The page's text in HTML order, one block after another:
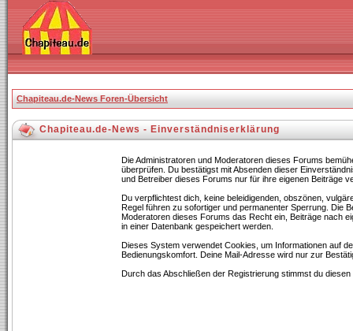
Chapiteau.de-News Foren-Übersicht
Chapiteau.de-News - Einverständniserklärung
Die Administratoren und Moderatoren dieses Forums
überprüfen. Du bestätigst mit Absenden dieser
und Betreiber dieses Forums nur für ihre eigenen Beiträge
Du verpflichtest dich, keine beleidigenden, obszönen,
Regel führen zu sofortiger und permanenter Sperrung. Die
Moderatoren dieses Forums das Recht ein, Beiträge nach
in einer Datenbank gespeichert werden.
Dieses System verwendet Cookies, um Informationen auf
Bedienungskomfort. Deine Mail-Adresse wird nur zur
Durch das Abschließen der Registrierung stimmst du